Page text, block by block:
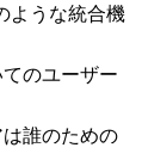
ような統合機
のユーザー
は誰のための